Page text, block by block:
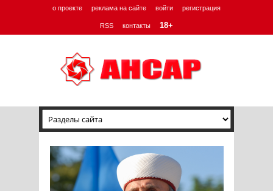
о проекте реклама на сайте войти регистрация
RSS контакты 18+